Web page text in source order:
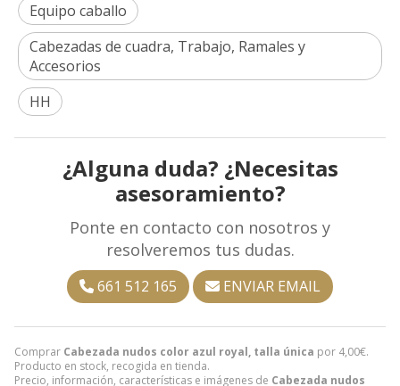
Comprar Cabezada nudos color azul royal, talla única por 4,00€.
Producto en stock, recogida en tienda.
Precio, información, características e imágenes de Cabezada nudos
Equipo caballo
Cabezadas de cuadra, Trabajo, Ramales y
Accesorios
HH
¿Alguna duda? ¿Necesitas
asesoramiento?
Ponte en contacto con nosotros y
resolveremos tus dudas.
661 512 165 ENVIAR EMAIL